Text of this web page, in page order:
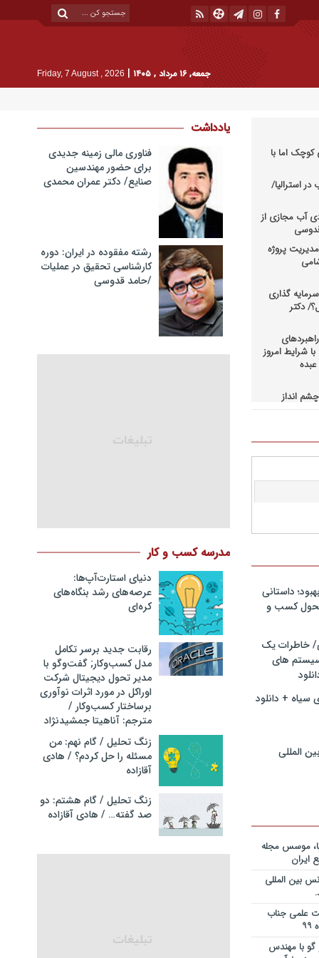
جمعه, ۱۶ مرداد , ۱۴۰۵ |
Friday, 7 August , 2026
اما با
استرالیا/
آب مجازی از
پروژه
گذاری
دکتر
شرایط امروز
انداز
فایل
فرایند
فایل
فایل
قراردادها
نوبل
قراردادها
نوبل
فایل
قراردادها
نوبل
در
کارخانه
در خصوص
از کجا
فایل
و دکتر
– برنامه
داستانی
تحول کسب و
خاطرات یک
های
سیاه + دانلود
المللی
موسس مجله
ایران
بین المللی
علمی جناب
با مهندس
یادداشت
فناوری مالی زمینه جدیدی
برای حضور مهندسین
صنایع/ دکتر عمران محمدی
رشته مفقوده در ایران: دوره
کارشناسی تحقیق در عملیات
/حامد قدوسی
مدرسه کسب و کار
دنیای استارت‌آپ‌ها:
عرصه‌های رشد بنگاه‌های
کره‌ای‌
رقابت جدید برسر تکامل
مدل کسب‌و‌کار; گفت‌وگو با
مدیر تحول دیجیتال شرکت
اوراکل در مورد اثرات نوآوری
برساختار کسب‌وکار /
مترجم: آناهیتا جمشیدنژاد
زنگ تحلیل / گام نهم: من
مسئله را حل کردم؟ / هادی
آقازاده
زنگ تحلیل / گام هشتم: دو
صد گفته… / هادی آقازاده